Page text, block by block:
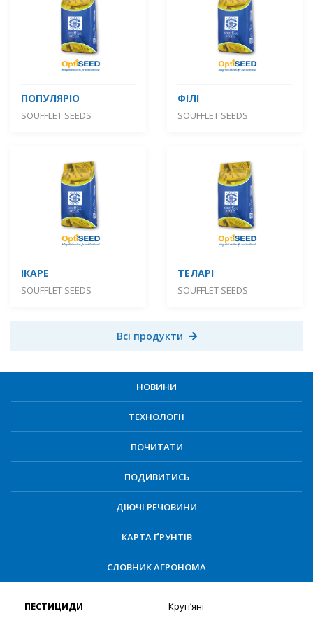
ПОПУЛЯРІО
SOUFFLET SEEDS
ФІЛІ
SOUFFLET SEEDS
ІКАРЕ
SOUFFLET SEEDS
ТЕЛАРІ
SOUFFLET SEEDS
Всі продукти
НОВИНИ
ТЕХНОЛОГІЇ
ПОЧИТАТИ
ПОДИВИТИСЬ
ДІЮЧІ РЕЧОВИНИ
КАРТА ҐРУНТІВ
СЛОВНИК АГРОНОМА
ПЕСТИЦИДИ Круп’яні